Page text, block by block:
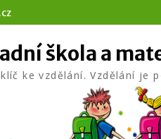
škola a
ke vzdělání. Vzdělání je